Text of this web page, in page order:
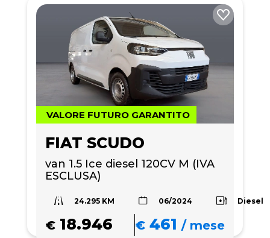
VALORE FUTURO GARANTITO
FIAT SCUDO
van 1.5 Ice diesel 120CV M (IVA
ESCLUSA)
24.295 KM 06/2024 Diesel
€ 18.946 € 461 /mese